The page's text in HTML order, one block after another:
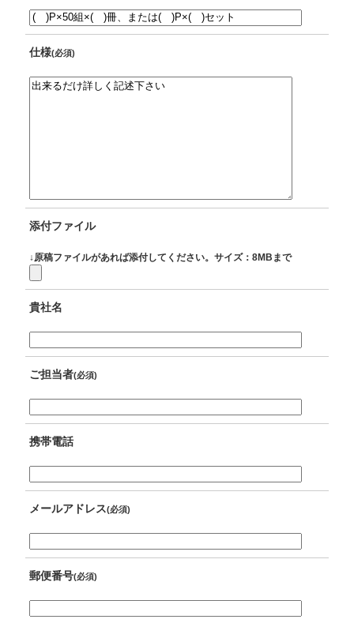
仕様(必須)
添付ファイル
↓原稿ファイルがあれば添付してください。サイズ：8MBまで
貴社名
ご担当者(必須)
携帯電話
メールアドレス(必須)
郵便番号(必須)